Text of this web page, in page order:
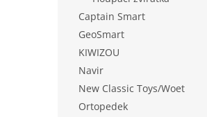
Captain Smart
GeoSmart
KIWIZOU
Navir
New Classic Toys/Woet
Ortopedek